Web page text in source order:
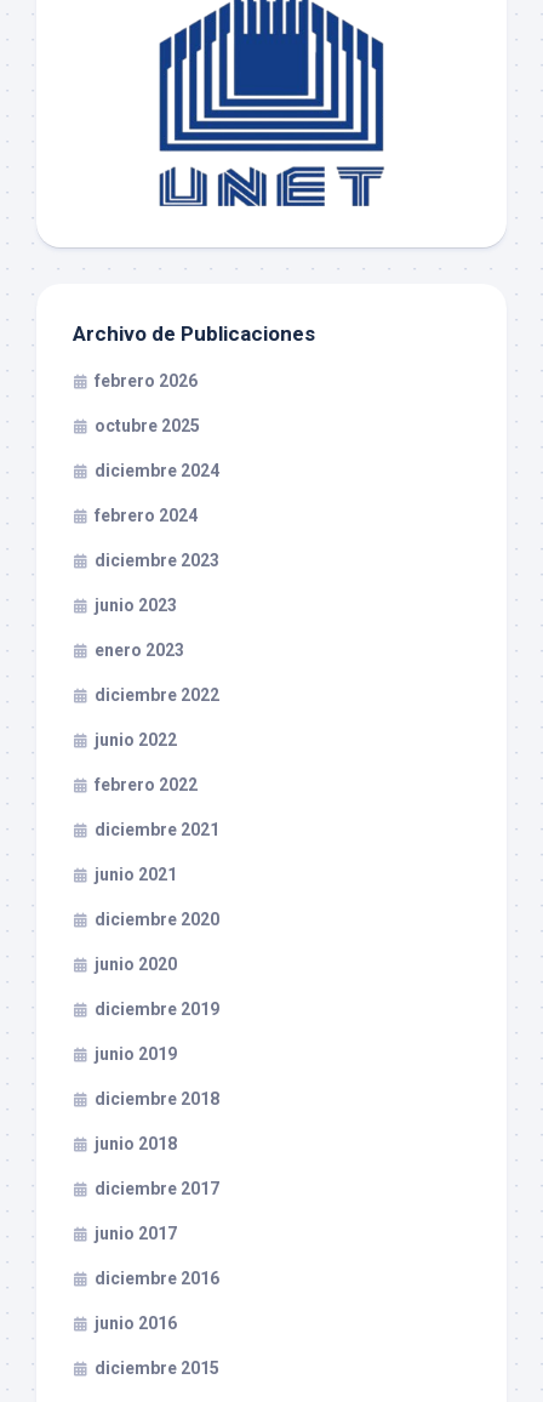
Archivo de Publicaciones
febrero 2026
octubre 2025
diciembre 2024
febrero 2024
diciembre 2023
junio 2023
enero 2023
diciembre 2022
junio 2022
febrero 2022
diciembre 2021
junio 2021
diciembre 2020
junio 2020
diciembre 2019
junio 2019
diciembre 2018
junio 2018
diciembre 2017
junio 2017
diciembre 2016
junio 2016
diciembre 2015